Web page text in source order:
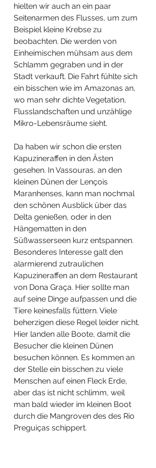
hielten wir auch an ein paar
Seitenarmen des Flusses, um zum
Beispiel kleine Krebse zu
beobachten. Die werden von
Einheimischen mühsam aus dem
Schlamm gegraben und in der
Stadt verkauft. Die Fahrt fühlte sich
ein bisschen wie im Amazonas an,
wo man sehr dichte Vegetation,
Flusslandschaften und unzählige
Mikro-Lebensräume sieht.
Da haben wir schon die ersten
Kapuzineraffen in den Ästen
gesehen. In Vassouras, an den
kleinen Dünen der Lençois
Maranhenses, kann man nochmal
den schönen Ausblick über das
Delta genießen, oder in den
Hängematten in den
Süßwasserseen kurz entspannen.
Besonderes Interesse galt den
alarmierend zutraulichen
Kapuzineraffen an dem Restaurant
von Dona Graça. Hier sollte man
auf seine Dinge aufpassen und die
Tiere keinesfalls füttern. Viele
beherzigen diese Regel leider nicht.
Hier landen alle Boote, damit die
Besucher die kleinen Dünen
besuchen können. Es kommen an
der Stelle ein bisschen zu viele
Menschen auf einen Fleck Erde,
aber das ist nicht schlimm, weil
man bald wieder im kleinen Boot
durch die Mangroven des des Rio
Preguiças schippert.